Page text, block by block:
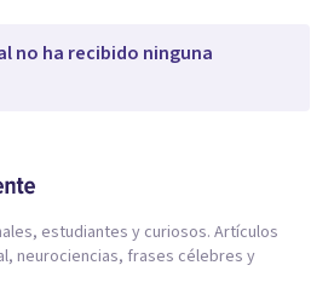
no ha recibido ninguna
estudiantes y curiosos. Artículos
neurociencias, frases célebres y